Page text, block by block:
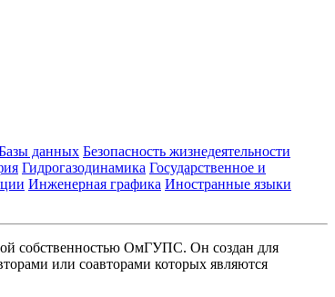
данных Безопасность жизнедеятельности
Гидрогазодинамика Государственное и
Инженерная графика Иностранные языки
собственностью ОмГУПС. Он создан для
или соавторами которых являются